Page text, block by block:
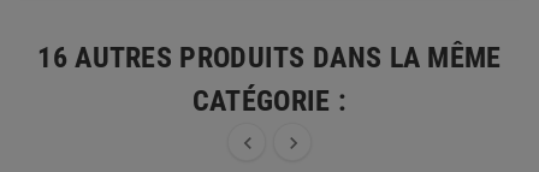
16 AUTRES PRODUITS DANS LA MÊME
CATÉGORIE :
 